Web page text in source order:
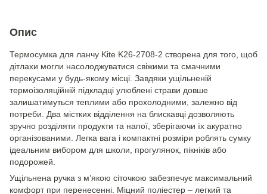
Опис
Термосумка для ланчу Kite K26-2708-2 створена для того, щоб
дітлахи могли насолоджуватися свіжими та смачними
перекусами у будь-якому місці. Завдяки ущільненій
термоізоляційній підкладці улюблені страви довше
залишатимуться теплими або прохолодними, залежно від
потреби. Два містких відділення на блискавці дозволяють
зручно розділяти продукти та напої, зберігаючи їх акуратно
організованими. Легка вага і компактні розміри роблять сумку
ідеальним вибором для школи, прогулянок, пікніків або
подорожей.
Ущільнена ручка з м’якою сіточкою забезпечує максимальний
комфорт при перенесенні. Міцний поліестер – легкий та